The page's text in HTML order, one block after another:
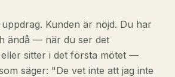
Kunden är nöjd. Du har
ändå — när du ser det
eller sitter i det första mötet —
säger: "De vet inte att jag inte